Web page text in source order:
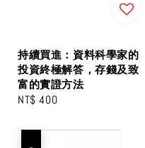
持續買進：資料科學家的
投資終極解答，存錢及致
富的實證方法
Regular
NT$ 400